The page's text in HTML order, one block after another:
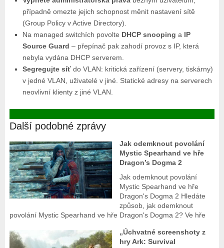
případně omezte jejich schopnost měnit nastavení sítě
(Group Policy v Active Directory).
Na managed switchích povolte DHCP snooping a IP
Source Guard – přepínač pak zahodí provoz s IP, která
nebyla vydána DHCP serverem.
Segregujte síť do VLAN: kritická zařízení (servery, tiskárny)
v jedné VLAN, uživatelé v jiné. Statické adresy na serverech
neovlivní klienty z jiné VLAN.
Další podobné zprávy
Jak odemknout povolání
Mystic Spearhand ve hře
Dragon’s Dogma 2
Jak odemknout povolání
Mystic Spearhand ve hře
Dragon's Dogma 2 Hledáte
způsob, jak odemknout
povolání Mystic Spearhand ve hře Dragon's Dogma 2? Ve hře
„Úchvatné screenshoty z
hry Ark: Survival